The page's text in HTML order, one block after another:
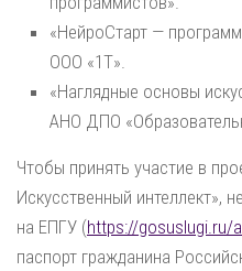
«НейроСтарт —
ООО «1Т».
«Наглядные основы
АНО ДПО
Чтобы принять участие в
Искусственный интеллект»,
на ЕПГУ (https://gosuslugi.ru/
паспорт гражданина